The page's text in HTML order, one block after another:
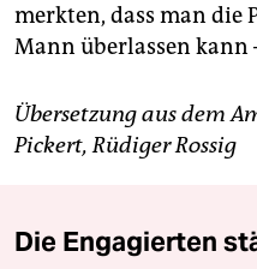
merkten, dass man
Mann überlassen kann
Übersetzung aus dem
Pickert, Rüdiger Rossig
Die Engagierten